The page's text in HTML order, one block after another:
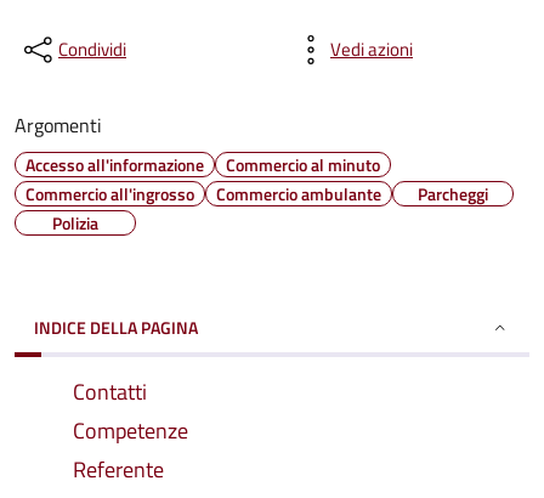
Condividi Vedi azioni
Argomenti
Accesso all'informazione
Commercio al minuto
Commercio all'ingrosso
Commercio ambulante
Parcheggi
Polizia
INDICE DELLA PAGINA
Contatti
Competenze
Referente